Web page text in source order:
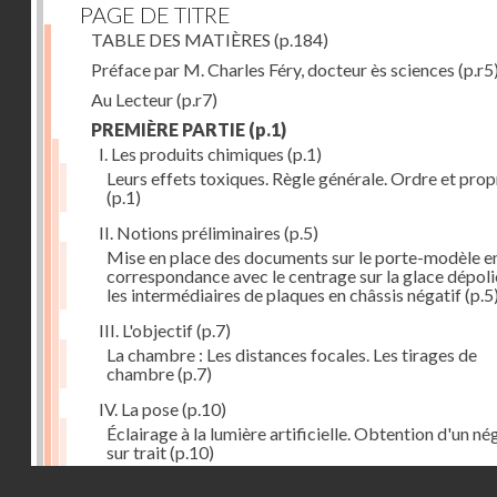
PAGE DE TITRE
TABLE DES MATIÈRES (p.184)
Préface par M. Charles Féry, docteur ès sciences
Au Lecteur(p.r7)
PREMIÈRE PARTIE (p.1)
I. Les produits chimiques (p.1)
Leurs effets toxiques. Règle générale. Ordre et
(p.1)
II. Notions préliminaires (p.5)
Mise en place des documents sur le porte-modèle
correspondance avec le centrage sur la glace
les intermédiaires de plaques en châssis négatif
III. L'objectif(p.7)
La chambre : Les distances focales. Les tirages de
chambre(p.7)
IV. La pose(p.10)
Éclairage à la lumière artificielle. Obtention d'un
sur trait(p.10)